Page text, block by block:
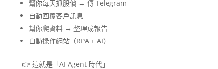
幫你每天抓股價 → 傳 Telegram
自動回覆客戶訊息
幫你爬資料 → 整理成報告
自動操作網站（RPA + AI）
👉 這就是「AI Agent 時代」